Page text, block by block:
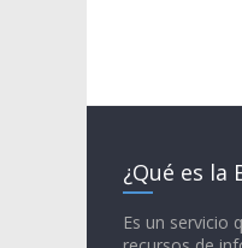
¿Qué es la
Es un servicio